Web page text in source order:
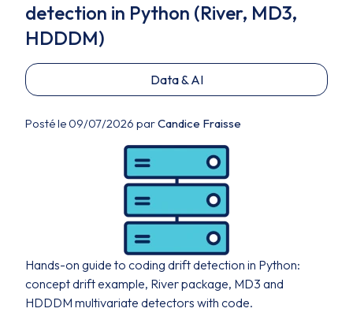
detection in Python (River, MD3,
HDDDM)
Data & AI
Posté le 09/07/2026 parCandice Fraisse
Hands-on guide to coding drift detection in Python:
concept drift example, River package, MD3 and
HDDDM multivariate detectors with code.